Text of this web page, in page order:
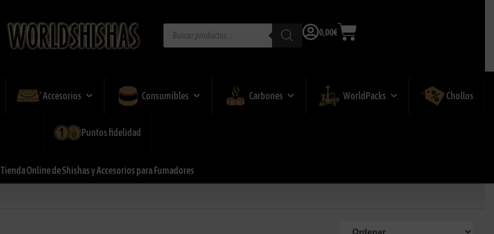
0,00€
Accesorios Consumibles Carbones WorldPacks Chollos
Puntos fidelidad
TiendaOnlinedeShishasyAccesorios paraFumadores